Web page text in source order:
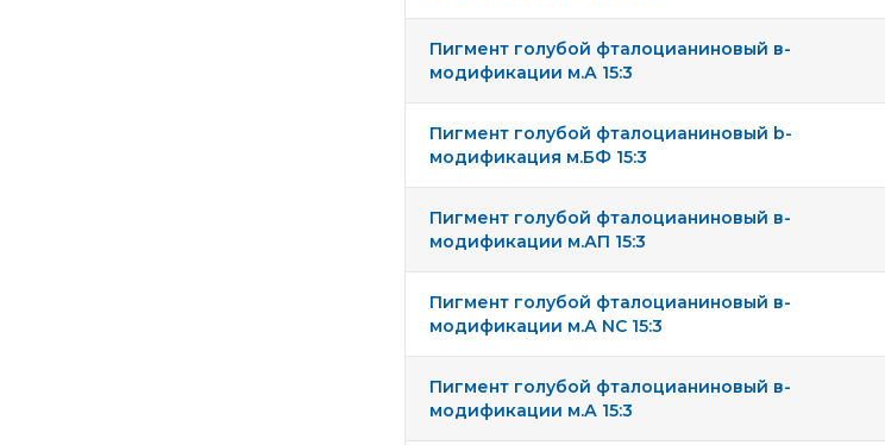
Пигмент голубой фталоцианиновый в-
модификации м.А 15:3
Пигмент голубой фталоцианиновый b-
модификация м.БФ 15:3
Пигмент голубой фталоцианиновый в-
модификации м.АП 15:3
Пигмент голубой фталоцианиновый в-
модификации м.А NC 15:3
Пигмент голубой фталоцианиновый в-
модификации м.А 15:3